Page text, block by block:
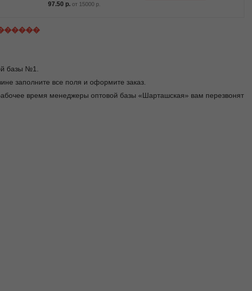
97.50 р. от 15000 р.
базы №1.
заполните все поля и оформите заказ.
время менеджеры оптовой базы «Шарташская» вам перезвонят